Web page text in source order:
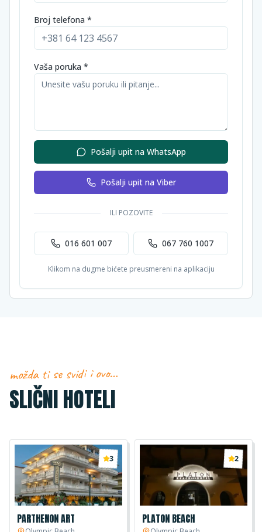
Broj telefona *
Vaša poruka *
Pošalji upit na WhatsApp
Pošalji upit na Viber
ILI POZOVITE
016 601 007 067 760 1007
Klikom na dugme bićete preusmereni na aplikaciju
možda ti se svidi i ovo…
SLIČNI HOTELI
3
PARTHENON ART
2
PLATON BEACH